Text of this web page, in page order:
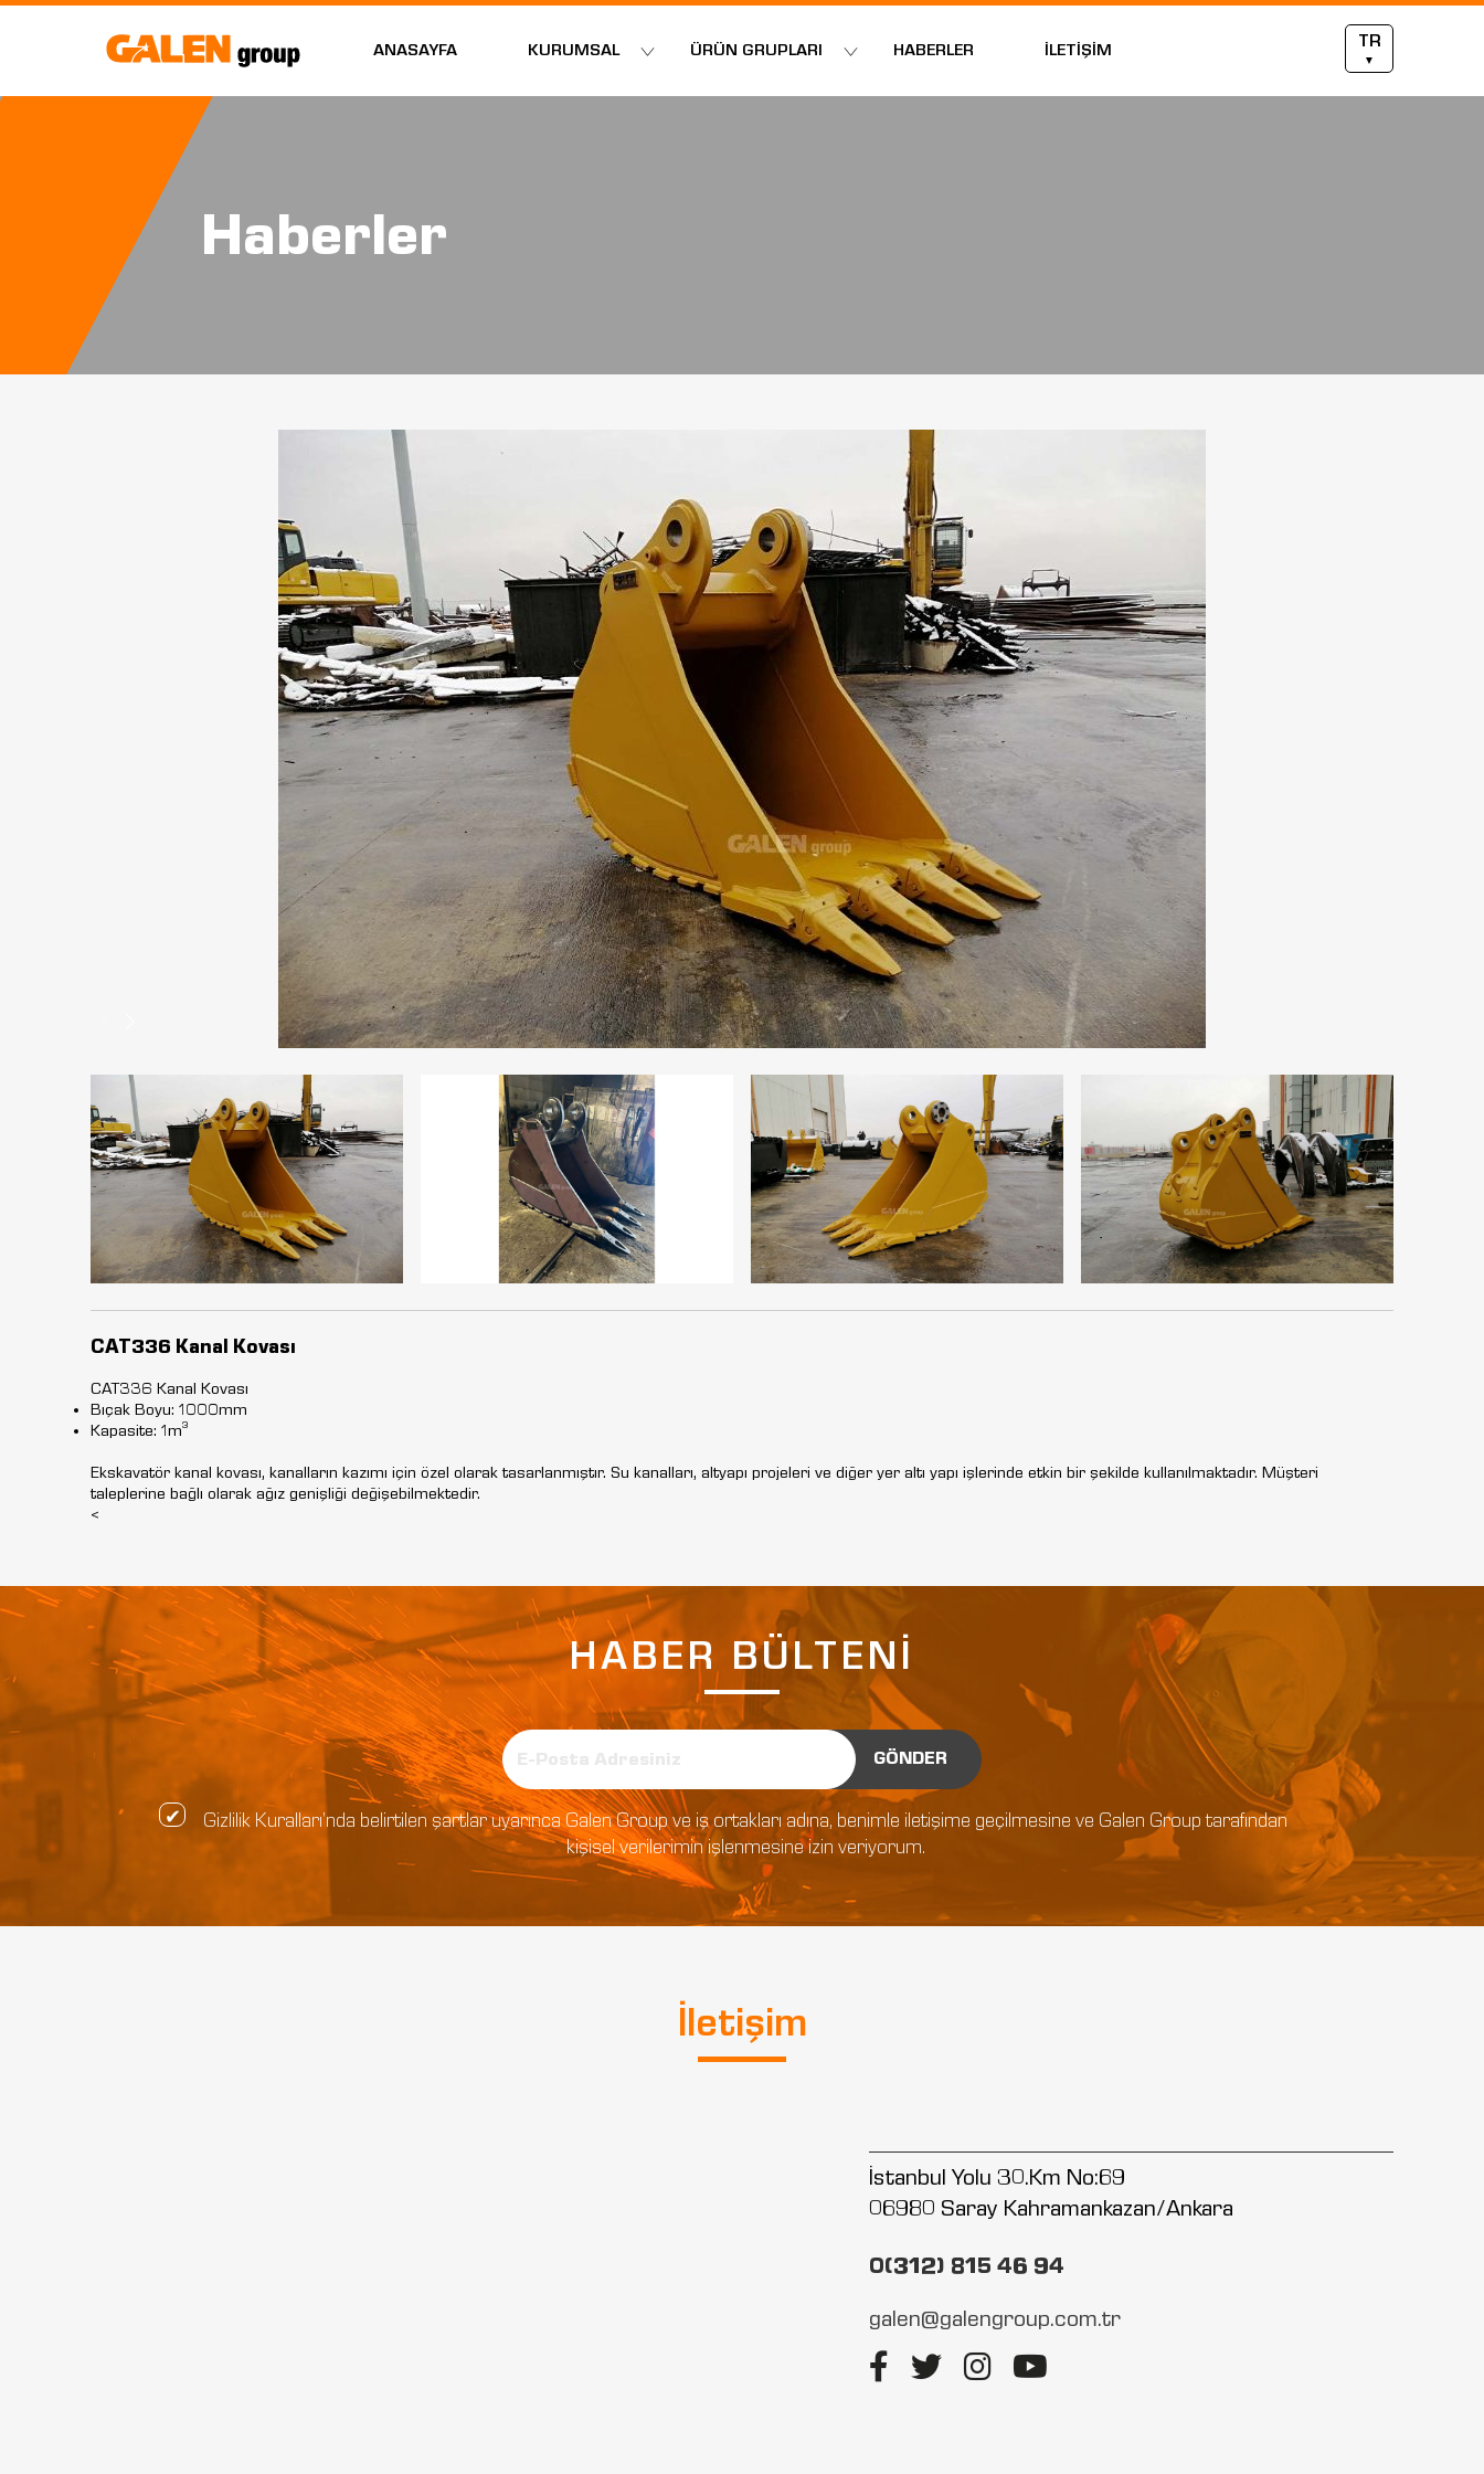
ANASAYFA KURUMSAL ÜRÜN GRUPLARI HABERLER İLETİŞİM TR
▼
Haberler
CAT336 Kanal Kovası
CAT336 Kanal Kovası
Bıçak Boyu: 1000mm
Kapasite: 1m³
Ekskavatör kanal kovası, kanalların kazımı için özel olarak tasarlanmıştır. Su kanalları, altyapı projeleri ve diğer yer altı yapı işlerinde etkin bir şekilde kullanılmaktadır. Müşteri
taleplerine bağlı olarak ağız genişliği değişebilmektedir.
<
HABER BÜLTENİ
GÖNDER
Gizlilik Kuralları’nda belirtilen şartlar uyarınca Galen Group ve iş ortakları adına, benimle iletişime geçilmesine ve Galen Group tarafından
kişisel verilerimin işlenmesine izin veriyorum.
İletişim
İstanbul Yolu 30.Km No:69
06980 Saray Kahramankazan/Ankara
0(312) 815 46 94
galen@galengroup.com.tr